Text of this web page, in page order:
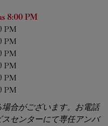
8:00 PM
PM
PM
PM
PM
PM
PM
合がございます。お電話
センターにて専任アンバ